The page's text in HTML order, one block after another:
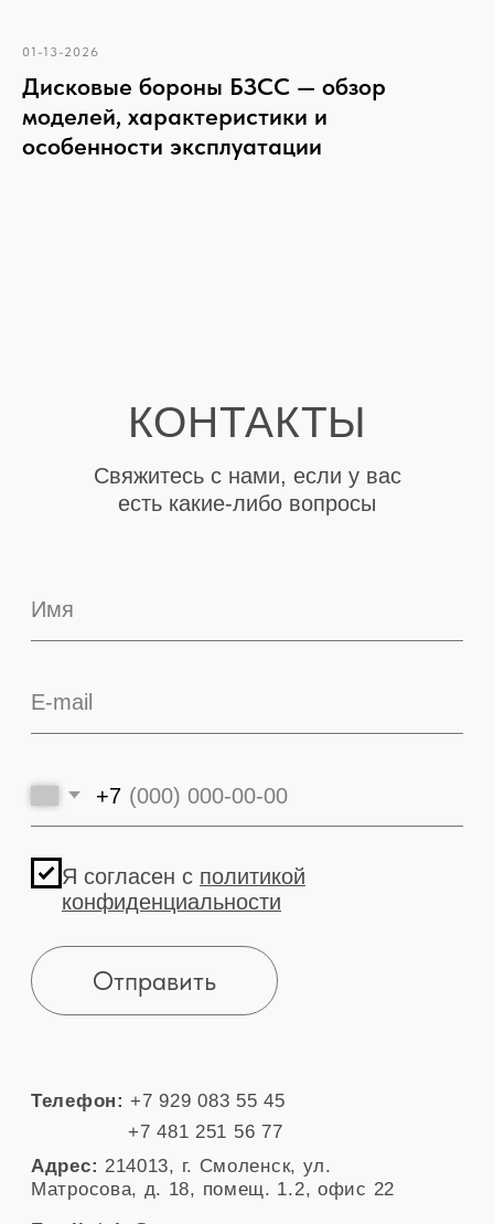
01-13-2026
Дисковые бороны БЗСС — обзор
моделей, характеристики и
особенности эксплуатации